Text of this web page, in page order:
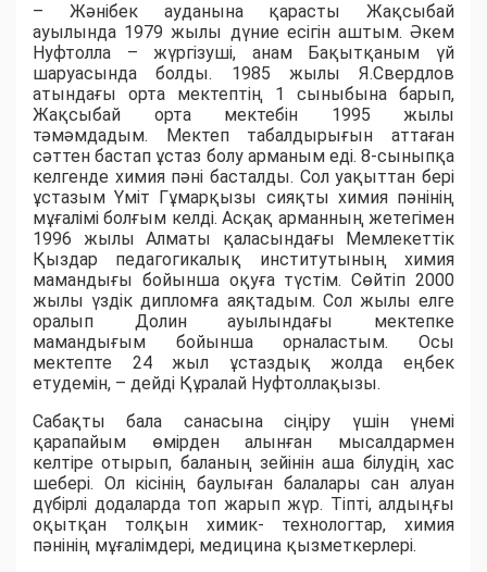
– Жәнібек ауданына қарасты Жақсыбай
ауылында 1979 жылы дүние есігін аштым. Әкем
Нуфтолла – жүргізуші, анам Бақытқаным үй
шаруасында болды. 1985 жылы Я.Свердлов
атындағы орта мектептің 1 сыныбына барып,
Жақсыбай орта мектебін 1995 жылы
тәмәмдадым. Мектеп табалдырығын аттаған
сәттен бастап ұстаз болу арманым еді. 8-сыныпқа
келгенде химия пәні басталды. Сол уақыттан бері
ұстазым Үміт Гұмарқызы сияқты химия пәнінің
мұғалімі болғым келді. Асқақ арманның жетегімен
1996 жылы Алматы қаласындағы Мемлекеттік
Қыздар педагогикалық институтының химия
мамандығы бойынша оқуға түстім. Сөйтіп 2000
жылы үздік дипломға аяқтадым. Сол жылы елге
оралып Долин ауылындағы мектепке
мамандығым бойынша орналастым. Осы
мектепте 24 жыл ұстаздық жолда еңбек
етудемін, – дейді Құралай Нуфтоллақызы.
Сабақты бала санасына сіңіру үшін үнемі
қарапайым өмірден алынған мысалдармен
келтіре отырып, баланың зейінін аша білудің хас
шебері. Ол кісінің баулыған балалары сан алуан
дүбірлі додаларда топ жарып жүр. Тіпті, алдыңғы
оқытқан толқын химик- технологтар, химия
пәнінің мұғалімдері, медицина қызметкерлері.